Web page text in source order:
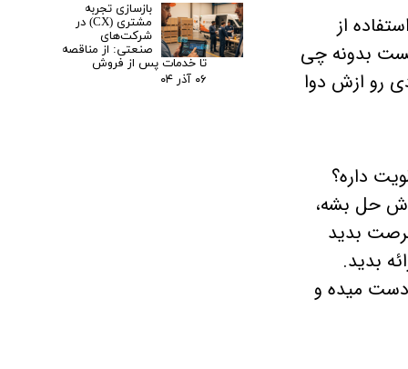
از
بدونه چی
رو ازش دوا
داره؟
حل بشه،
بدید
بدید.
میده و
بازسازی تجربه
مشتری (CX) در
شرکت‌های
صنعتی: از مناقصه
تا خدمات پس از فروش
۰۶ آذر ۰۴